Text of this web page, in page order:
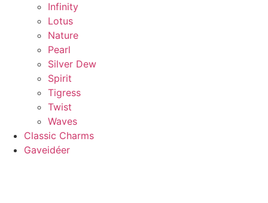
Infinity
Lotus
Nature
Pearl
Silver Dew
Spirit
Tigress
Twist
Waves
Classic Charms
Gaveidéer